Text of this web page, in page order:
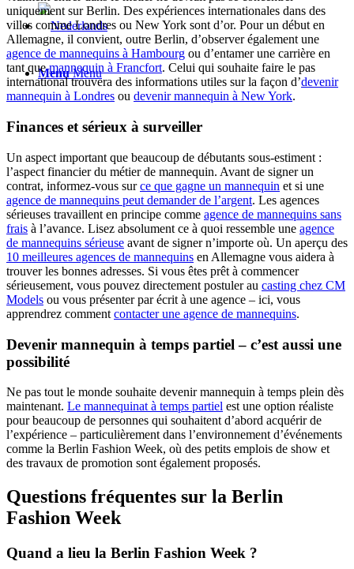
Menu Menu
uniquement sur Berlin. Des expériences internationales dans des
villes comme Londres ou New York sont d’or. Pour un début en
Allemagne, il convient, outre Berlin, d’observer également une
agence de mannequins à Hambourg ou d’entamer une carrière en
tant quemannequin à Francfort. Celui qui souhaite faire le pas
international trouvera des informations utiles sur la façon d’devenir
mannequin à Londres ou devenir mannequin à New York.
Finances et sérieux à surveiller
Un aspect important que beaucoup de débutants sous-estiment :
l’aspect financier du métier de mannequin. Avant de signer un
contrat, informez-vous surce que gagne un mannequin et si une
agence de mannequins peut demander de l’argent. Les agences
sérieuses travaillent en principe comme agence de mannequins sans
frais à l’avance. Lisez absolument ce à quoi ressemble une agence
de mannequins sérieuse avant de signer n’importe où. Un aperçu des
10 meilleures agences de mannequins en Allemagne vous aidera à
trouver les bonnes adresses. Si vous êtes prêt à commencer
sérieusement, vous pouvez directement postuler au casting chez CM
Models ou vous présenter par écrit à une agence – ici, vous
apprendrez comment contacter une agence de mannequins.
Devenir mannequin à temps partiel – c’est aussi une
possibilité
Ne pas tout le monde souhaite devenir mannequin à temps plein dès
maintenant. Le mannequinat à temps partiel est une option réaliste
pour beaucoup de personnes qui souhaitent d’abord acquérir de
l’expérience – particulièrement dans l’environnement d’événements
comme la Berlin Fashion Week, où des petits emplois de show et
des travaux de promotion sont également proposés.
Questions fréquentes sur la Berlin
Fashion Week
Quand a lieu la Berlin Fashion Week ?